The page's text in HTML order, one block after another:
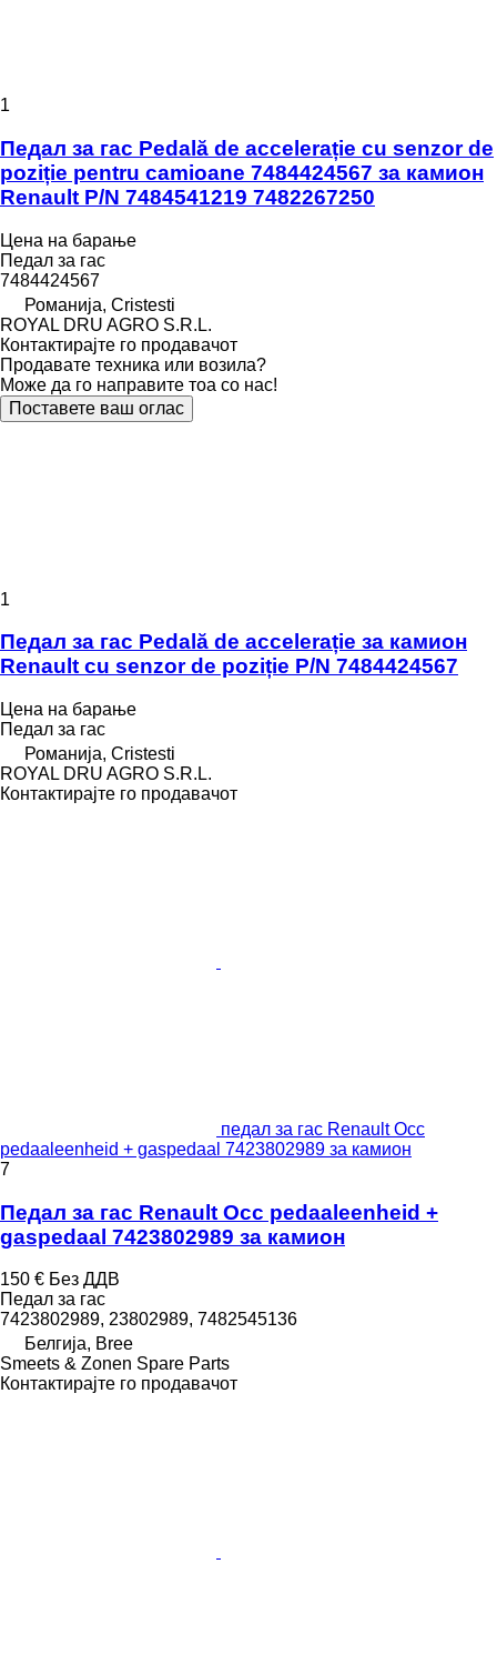
1
Педал за гас Pedală de accelerație cu senzor de
poziție pentru camioane 7484424567 за камион
Renault P/N 7484541219 7482267250
Цена на барање
Педал за гас
7484424567
Романија, Cristesti
ROYAL DRU AGRO S.R.L.
Контактирајте го продавачот
Продавате техника или возила?
Може да го направите тоа со нас!
Поставете ваш оглас
1
Педал за гас Pedală de accelerație за камион
Renault cu senzor de poziție P/N 7484424567
Цена на барање
Педал за гас
Романија, Cristesti
ROYAL DRU AGRO S.R.L.
Контактирајте го продавачот
педал за гас Renault Occ
pedaaleenheid + gaspedaal 7423802989 за камион
7
Педал за гас Renault Occ pedaaleenheid +
gaspedaal 7423802989 за камион
150 € Без ДДВ
Педал за гас
7423802989, 23802989, 7482545136
Белгија, Bree
Smeets & Zonen Spare Parts
Контактирајте го продавачот